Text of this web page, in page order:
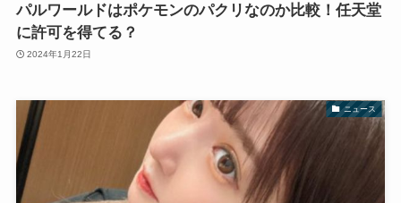
パルワールドはポケモンのパクリなのか比較！任天堂
に許可を得てる？
2024年1月22日
ニュース